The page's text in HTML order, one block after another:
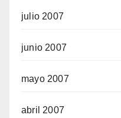
julio 2007
junio 2007
mayo 2007
abril 2007